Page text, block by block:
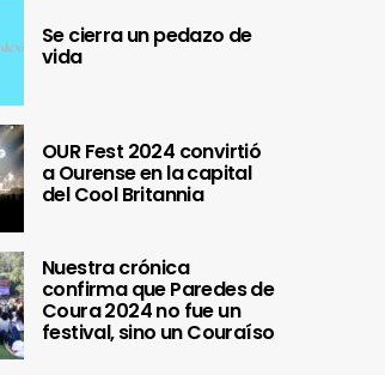
Se cierra un pedazo de
vida
OUR Fest 2024 convirtió
a Ourense en la capital
del Cool Britannia
Nuestra crónica
confirma que Paredes de
Coura 2024 no fue un
festival, sino un Couraíso